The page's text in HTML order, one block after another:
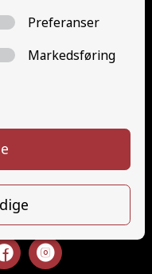
87 90
as.no
oss